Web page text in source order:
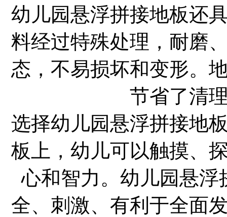
幼儿园悬浮拼接地板还
料经过特殊处理，耐磨
态，不易损坏和变形。
节省了清
选择幼儿园悬浮拼接地
板上，幼儿可以触摸、
心和智力。幼儿园悬
全、刺激、有利于全面